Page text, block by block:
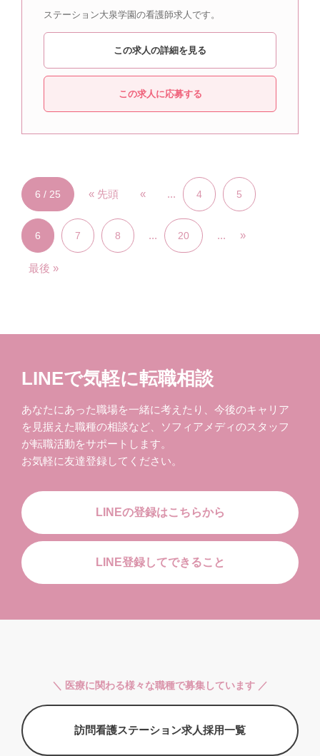
ステーション大泉学園の看護師求人です。
この求人の詳細を見る
この求人に応募する
6 / 25 « 先頭 « ... 4 5
6 7 8 ... 20 ... »
最後 »
LINEで気軽に転職相談
あなたにあった職場を一緒に考えたり、今後のキャリア
を見据えた職種の相談など、ソフィアメディのスタッフ
が転職活動をサポートします。
お気軽に友達登録してください。
LINEの登録はこちらから
LINE登録してできること
＼ 医療に関わる様々な職種で募集しています ／
訪問看護ステーション求人採用一覧